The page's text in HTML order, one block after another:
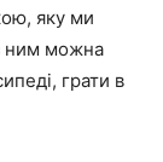
яку ми
ним можна
грати в